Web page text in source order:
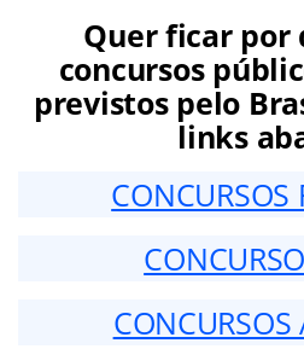
Quer ficar por
concursos
previstos pelo
links
CONCURSOS
CONCURSOS